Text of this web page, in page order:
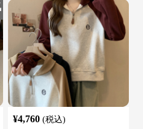
¥4,760 (税込)